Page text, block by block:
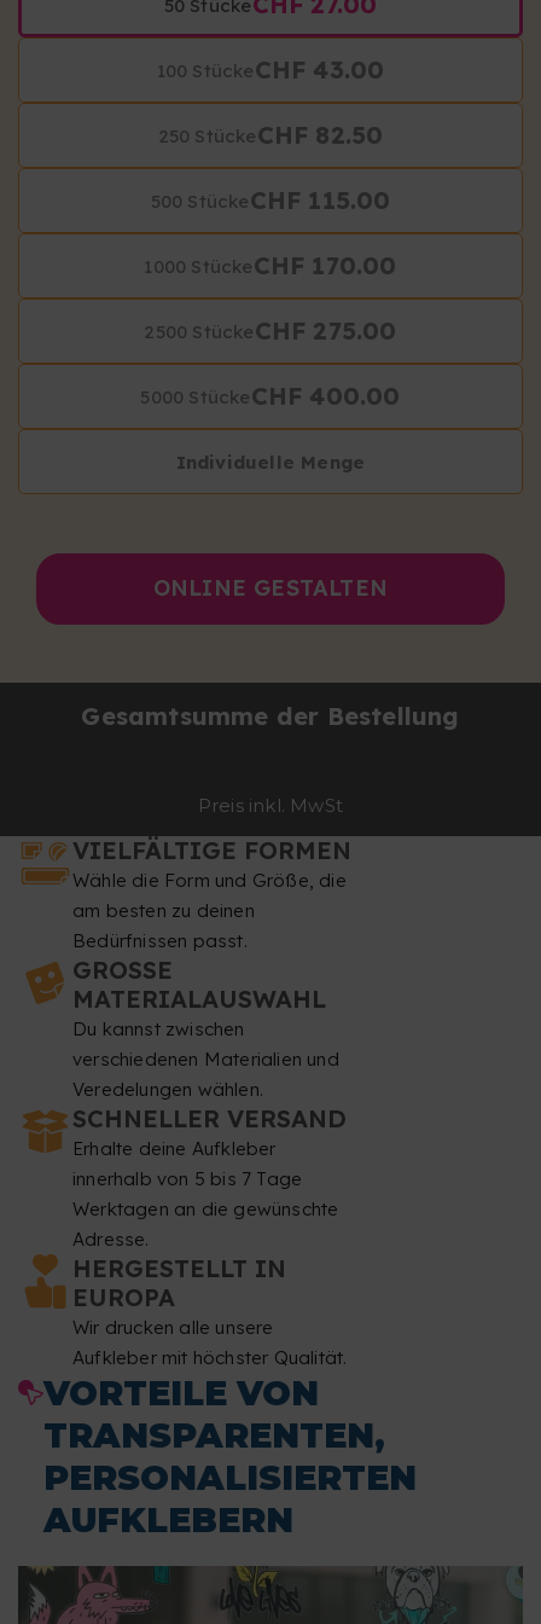
50 Stücke
100 StückeCHF 43.00
250 StückeCHF 82.50
500 StückeCHF 115.00
1000 StückeCHF 170.00
2500 StückeCHF 275.00
5000 StückeCHF 400.00
Individuelle Menge
ONLINE GESTALTEN
Gesamtsumme der Bestellung
Preis inkl. MwSt
VIELFÄLTIGE FORMEN
Wähle die Form und Größe, die
am besten zu deinen
Bedürfnissen passt.
GROSSE M
ATERIALAUSWAHL
Du kannst zwischen
verschiedenen Materialien und
Veredelungen wählen.
SCHNELLER VERSAND
Erhalte deine Aufkleber
innerhalb von 5 bis 7 Tage
Werktagen an die gewünschte
Adresse.
HERGESTELLT IN
EUROPA
Wir drucken alle unsere
Aufkleber mit höchster Qualität.
VORTEILE VON
TRANSPARENTEN,
PERSONALISIERTEN
AUFKLEBERN